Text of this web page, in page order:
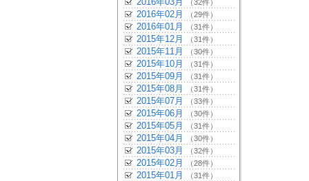
（32件）
2016年02月 （29件）
2016年01月 （31件）
2015年12月 （31件）
2015年11月 （30件）
2015年10月 （31件）
2015年09月 （31件）
2015年08月 （31件）
2015年07月 （33件）
2015年06月 （30件）
2015年05月 （31件）
2015年04月 （30件）
2015年03月 （32件）
2015年02月 （28件）
2015年01月 （31件）